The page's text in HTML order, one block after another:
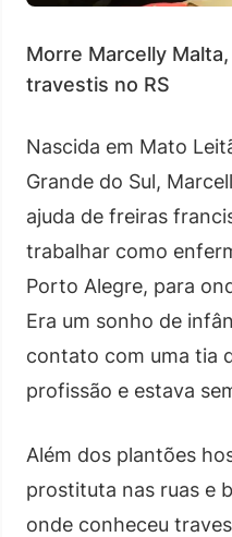
Morre Marcelly
travestis no RS
Nascida em Mato
Grande do Sul,
ajuda de freiras
trabalhar como
Porto Alegre, para
Era um sonho de
contato com uma tia
profissão e estava
Além dos plantões
prostituta nas ruas e
onde conheceu